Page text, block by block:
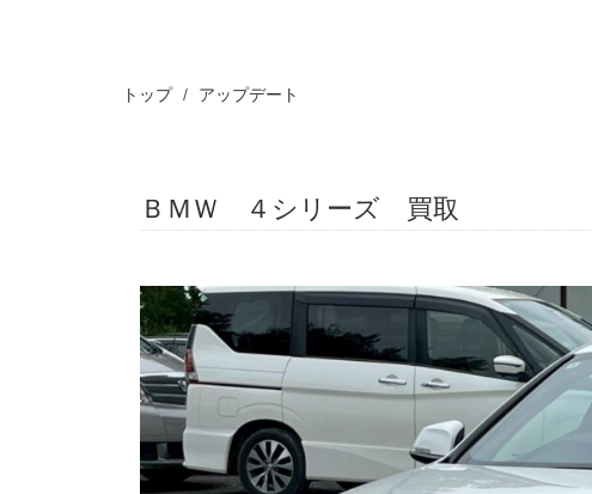
トップ アップデート
ＢＭＷ ４シリーズ 買取